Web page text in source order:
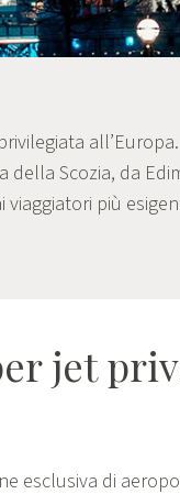
della Scozia, da
più
jet
esclusiva di